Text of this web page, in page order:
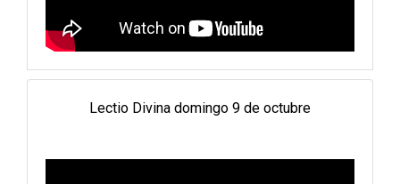
Lectio Divina domingo 9 de octubre